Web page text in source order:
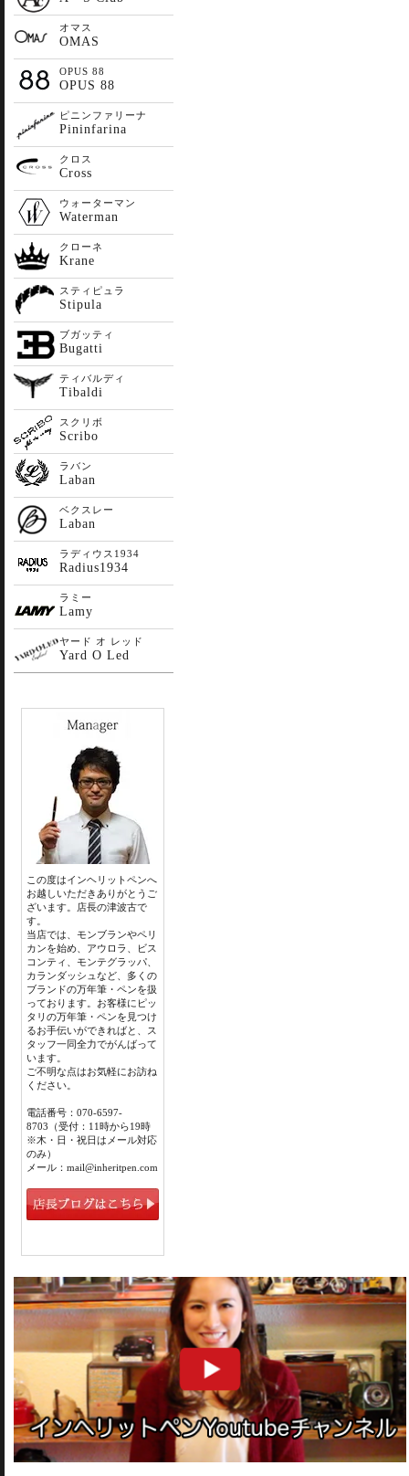
オマス
OMAS
OPUS 88
OPUS 88
ピニンファリーナ
Pininfarina
クロス
Cross
ウォーターマン
Waterman
クローネ
Krane
スティピュラ
Stipula
ブガッティ
Bugatti
ティバルディ
Tibaldi
スクリボ
Scribo
ラバン
Laban
ベクスレー
Laban
ラディウス1934
Radius1934
ラミー
Lamy
ヤード オ レッド
Yard O Led
この度はインヘリットペンへ
お越しいただきありがとうご
ざいます。店長の津波古で
す。
当店では、モンブランやペリ
カンを始め、アウロラ、ビス
コンティ、モンテグラッパ、
カランダッシュなど、多くの
ブランドの万年筆・ペンを扱
っております。お客様にピッ
タリの万年筆・ペンを見つけ
るお手伝いができればと、ス
タッフ一同全力でがんばって
います。
ご不明な点はお気軽にお訪ね
ください。
電話番号：070-6597-
8703（受付：11時から19時
※木・日・祝日はメール対応
のみ）
メール：mail@inheritpen.com